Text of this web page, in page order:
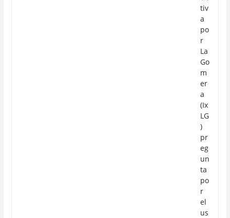
tiv
a
po
r
La
Go
m
er
a
(Ix
LG
)
pr
eg
un
ta
po
r
el
us